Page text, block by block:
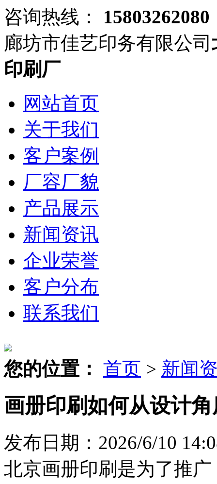
咨询热线：
15803262080
廊坊市佳艺印务有限公司
印刷厂
网站首页
关于我们
客户案例
厂容厂貌
产品展示
新闻资讯
企业荣誉
客户分布
联系我们
您的位置： 首页 > 新闻
画册印刷如何从设计角
发布日期：2026/6/10
北京画册印刷是为了推